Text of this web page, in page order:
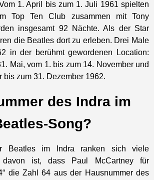
1. April bis zum 1. Juli 1961 spielten
Top Ten Club zusammen mit Tony
insgesamt 92 Nächte. Als der Star
die Beatles dort zu erleben. Drei Male
in der berühmt gewordenen Location:
Mai, vom 1. bis zum 14. November und
bis zum 31. Dezember 1962.
des Indra im
Song?
Beatles im Indra ranken sich viele
davon ist, dass Paul McCartney für
die Zahl 64 aus der Hausnummer des